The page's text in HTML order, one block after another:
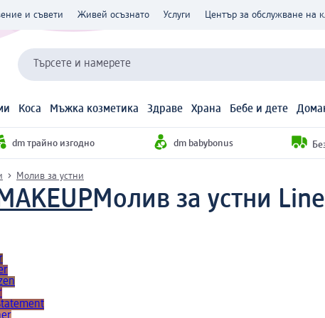
и съвети Живей осъзнато Услуги Център за обслужване на
Търсете и намерете
Коса Мъжка козметика Здраве Храна Бебе и дете
dm трайно изгодно dm babybonus
Молив за устни
Молив за устни